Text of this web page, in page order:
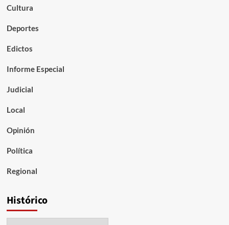
Cultura
Deportes
Edictos
Informe Especial
Judicial
Local
Opinión
Política
Regional
Histórico